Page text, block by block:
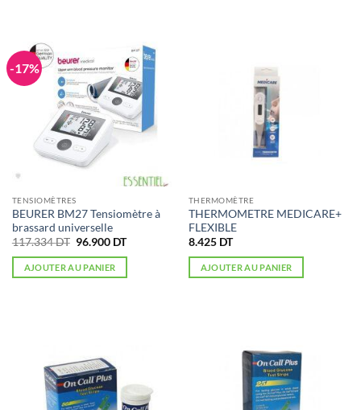
-17%
TENSIOMÈTRES
BEURER BM27 Tensiomètre à
brassard universelle
117.334DT Le
initial
était :
96.900 DTLe
actuel
AJOUTER AU PANIER
THERMOMÈTRE
THERMOMETRE MEDICARE+
FLEXIBLE
8.425 DT
AJOUTER AU PANIER